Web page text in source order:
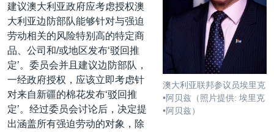
澳大利亚联邦参议员埃里克
•阿贝兹（照片提供: 埃里克
•阿贝兹）
建议澳大利亚政府应考虑授权澳
大利亚边防部队能够针对与强迫
劳动相关的风险特别高的特定商
品、公司和/或地区发布‘驳回推
定’。委员会并且建议边防部队，
一经政府授权，应该立即考虑针
对来自新疆的棉花发布‘驳回推
定’。经过委员会讨论后，决定提
出涵盖所有强迫劳动的对象，除